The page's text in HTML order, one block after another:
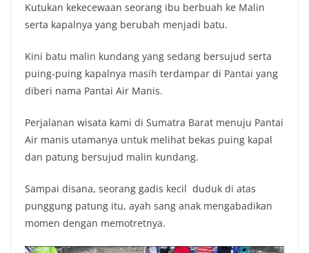
Kutukan kekecewaan seorang ibu berbuah ke Malin
serta kapalnya yang berubah menjadi batu.
Kini batu malin kundang yang sedang bersujud serta
puing-puing kapalnya masih terdampar di Pantai yang
diberi nama Pantai Air Manis.
Perjalanan wisata kami di Sumatra Barat menuju Pantai
Air manis utamanya untuk melihat bekas puing kapal
dan patung bersujud malin kundang.
Sampai disana, seorang gadis kecil duduk di atas
punggung patung itu, ayah sang anak mengabadikan
momen dengan memotretnya.